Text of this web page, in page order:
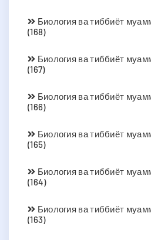
Биология ва тиббиёт
(168)
Биология ва тиббиёт
(167)
Биология ва тиббиёт
(166)
Биология ва тиббиёт
(165)
Биология ва тиббиёт
(164)
Биология ва тиббиёт
(163)